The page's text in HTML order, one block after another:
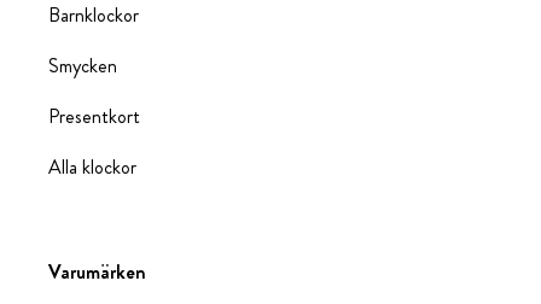
Barnklockor
Smycken
Presentkort
Alla klockor
Varumärken